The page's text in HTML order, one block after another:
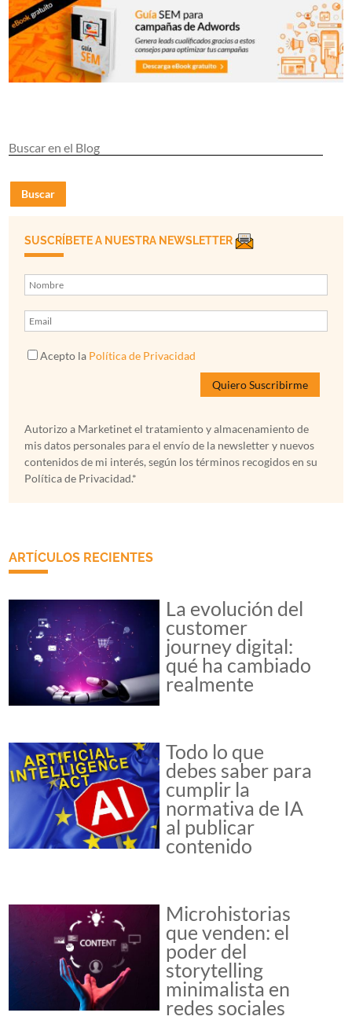
Buscar
SUSCRÍBETE A NUESTRA NEWSLETTER
Acepto la Política de Privacidad
Autorizo a Marketinet el tratamiento y almacenamiento de
mis datos personales para el envío de la newsletter y nuevos
contenidos de mi interés, según los términos recogidos en su
Política de Privacidad.*
ARTÍCULOS RECIENTES
La evolución del
customer
journey digital:
qué ha cambiado
realmente
Todo lo que
debes saber para
cumplir la
normativa de IA
al publicar
contenido
Microhistorias
que venden: el
poder del
storytelling
minimalista en
redes sociales